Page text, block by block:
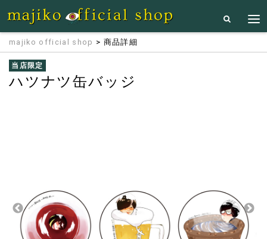
majiko official shop > 商品詳細
当店限定
ハツナツ缶バッジ